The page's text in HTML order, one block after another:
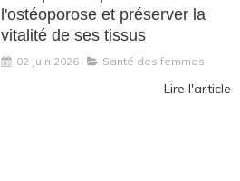
l'ostéoporose et préserver la
vitalité de ses tissus
02 Juin 2026 Santé des femmes
Lire l'article